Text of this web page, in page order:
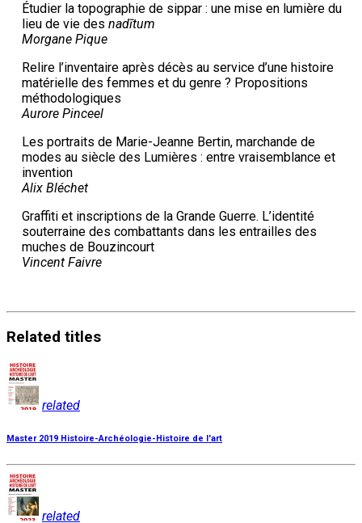
Étudier la topographie de sippar : une mise en lumière du
lieu de vie des nadītum
Morgane Pique
Relire l’inventaire après décès au service d’une histoire
matérielle des femmes et du genre ? Propositions
méthodologiques
Aurore Pinceel
Les portraits de Marie-Jeanne Bertin, marchande de
modes au siècle des Lumières : entre vraisemblance et
invention
Alix Bléchet
Graffiti et inscriptions de la Grande Guerre. L’identité
souterraine des combattants dans les entrailles des
muches de Bouzincourt
Vincent Faivre
Related titles
related
Master 2019 Histoire-Archéologie-Histoire de l'art
related